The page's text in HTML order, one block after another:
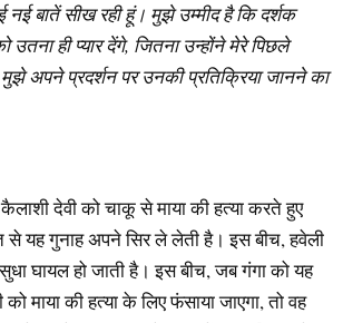
बातें सीख रही हूं। मुझे उम्मीद है कि दर्शक
उतना ही प्यार देंगे, जितना उन्होंने मेरे पिछले
मुझे अपने प्रदर्शन पर उनकी प्रतिक्रिया जानने का
कैलाशी देवी को चाकू से माया की हत्या करते हुए
यह गुनाह अपने सिर ले लेती है। इस बीच, हवेली
घायल हो जाती है। इस बीच, जब गंगा को यह
को माया की हत्या के लिए फंसाया जाएगा, तो वह